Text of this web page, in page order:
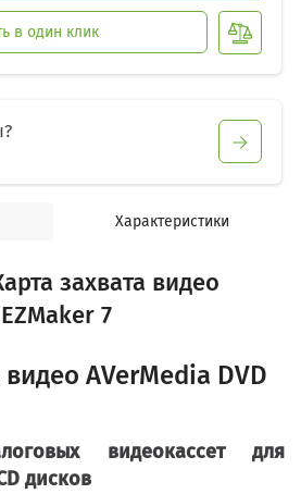
в один клик
Характеристики
захвата видео
7
видео AVerMedia DVD
видеокассет для
дисков